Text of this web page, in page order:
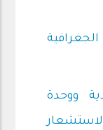
ووحدة